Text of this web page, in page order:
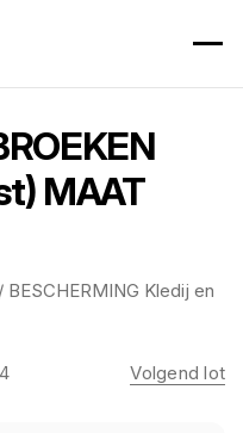
MAAT
Kledij en
Volgend lot